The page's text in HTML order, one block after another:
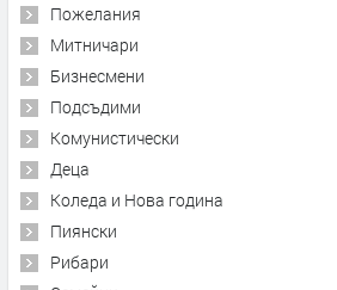
Пожелания
Митничари
Бизнесмени
Подсъдими
Комунистически
Деца
Коледа и Нова година
Пиянски
Рибари